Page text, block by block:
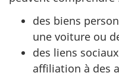
des biens
une voiture ou
des liens
affiliation à des